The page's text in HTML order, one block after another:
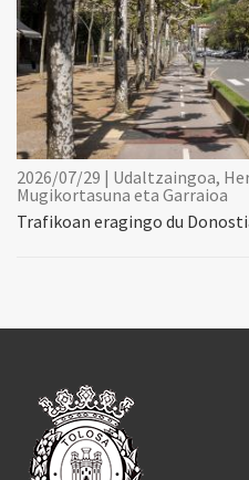
2026/07/29 | Udaltzaingoa,
Mugikortasuna eta Garraioa
Trafikoan eragingo du